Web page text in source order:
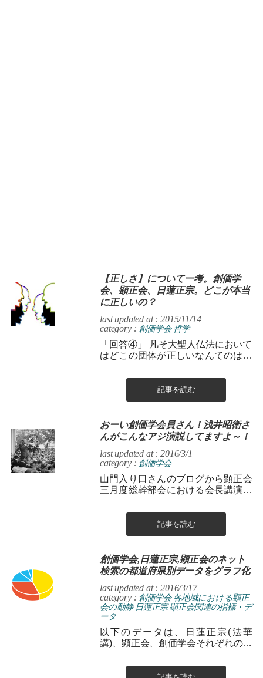
【正しさ】について一考。創価学
会、顕正会、日蓮正宗。どこが本当
に正しいの？
last updated at : 2015/11/14
category : 創価学会 哲学
「回答④」 凡そ大聖人仏法において
はどこの団体が正しいなんてのは本
毎で争いを起こす事こそが不幸であ
記事を読む
おーい創価学会員さん！浅井昭衛さ
んがこんなアジ演説してますよ～！
last updated at : 2016/3/1
category : 創価学会
山門入り口さんのブログから顕正会
三月度総幹部会における会長講演の
「さて、学会員を教う戦いも、いよ
記事を読む
創価学会,日蓮正宗,顕正会のネット
検索の都道府県別データをグラフ化
last updated at : 2016/3/17
category : 創価学会 各地域における顕正
会の動静 日蓮正宗 顕正会関連の指標・デ
ータ
以下のデータは、日蓮正宗(法華
講)、顕正会、創価学会それぞれのイ
県別の割合をグラフ化したもので